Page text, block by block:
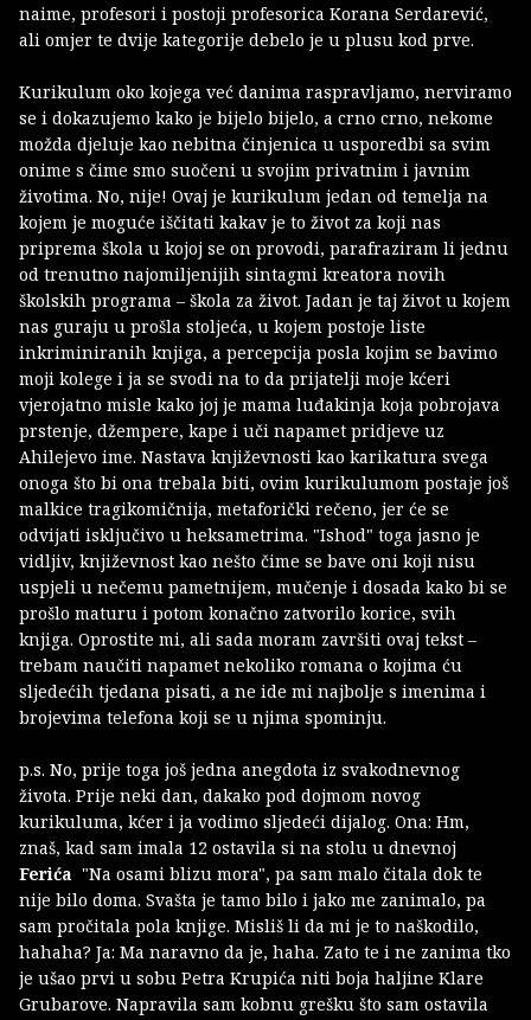
naime, profesori i postoji profesorica Korana Serdarević,
ali omjer te dvije kategorije debelo je u plusu kod prve.
Kurikulum oko kojega već danima raspravljamo, nerviramo
se i dokazujemo kako je bijelo bijelo, a crno crno, nekome
možda djeluje kao nebitna činjenica u usporedbi sa svim
onime s čime smo suočeni u svojim privatnim i javnim
životima. No, nije! Ovaj je kurikulum jedan od temelja na
kojem je moguće iščitati kakav je to život za koji nas
priprema škola u kojoj se on provodi, parafraziram li jednu
od trenutno najomiljenijih sintagmi kreatora novih
školskih programa – škola za život. Jadan je taj život u kojem
nas guraju u prošla stoljeća, u kojem postoje liste
inkriminiranih knjiga, a percepcija posla kojim se bavimo
moji kolege i ja se svodi na to da prijatelji moje kćeri
vjerojatno misle kako joj je mama luđakinja koja pobrojava
prstenje, džempere, kape i uči napamet pridjeve uz
Ahilejevo ime. Nastava književnosti kao karikatura svega
onoga što bi ona trebala biti, ovim kurikulumom postaje još
malkice tragikomičnija, metaforički rečeno, jer će se
odvijati isključivo u heksametrima. "Ishod" toga jasno je
vidljiv, književnost kao nešto čime se bave oni koji nisu
uspjeli u nečemu pametnijem, mučenje i dosada kako bi se
prošlo maturu i potom konačno zatvorilo korice, svih
knjiga. Oprostite mi, ali sada moram završiti ovaj tekst –
trebam naučiti napamet nekoliko romana o kojima ću
sljedećih tjedana pisati, a ne ide mi najbolje s imenima i
brojevima telefona koji se u njima spominju.
p.s. No, prije toga još jedna anegdota iz svakodnevnog
života. Prije neki dan, dakako pod dojmom novog
kurikuluma, kćer i ja vodimo sljedeći dijalog. Ona: Hm,
znaš, kad sam imala 12 ostavila si na stolu u dnevnoj
Ferića "Na osami blizu mora", pa sam malo čitala dok te
nije bilo doma. Svašta je tamo bilo i jako me zanimalo, pa
sam pročitala pola knjige. Misliš li da mi je to naškodilo,
hahaha? Ja: Ma naravno da je, haha. Zato te i ne zanima tko
je ušao prvi u sobu Petra Krupića niti boja haljine Klare
Grubarove. Napravila sam kobnu grešku što sam ostavila